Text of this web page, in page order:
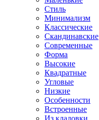
Стиль
Минимализм
Классические
Скандинавские
Современные
Форма
Высокие
Квадратные
Угловые
Низкие
Особенности
Встроенные
Из кладовки